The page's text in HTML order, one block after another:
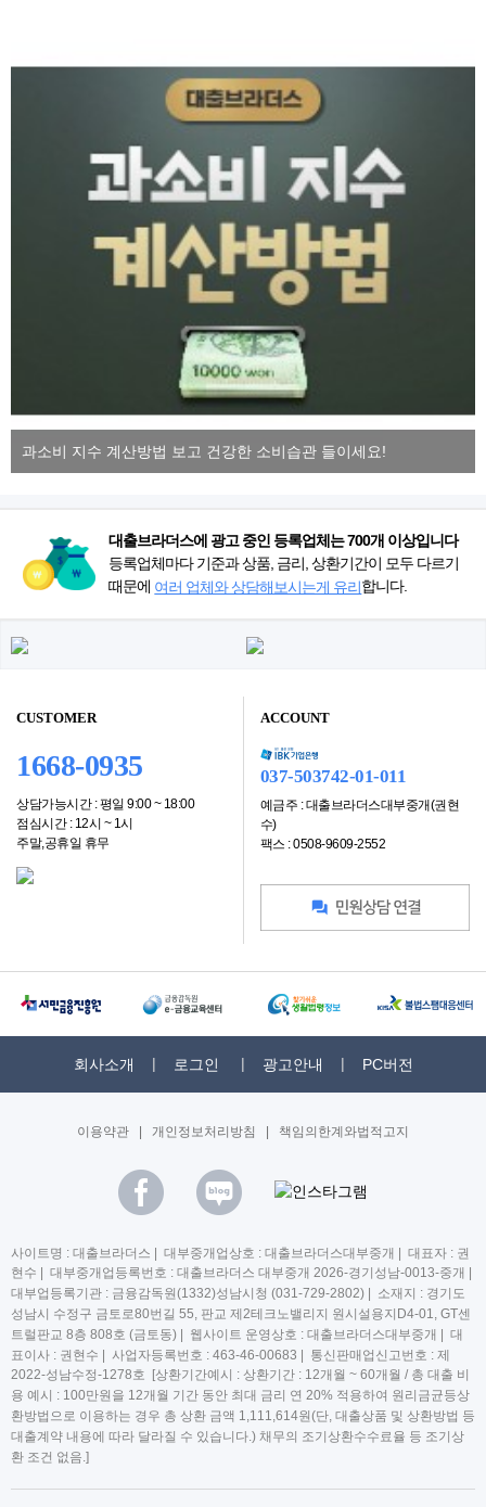
과소비 지수 계산방법 보고 건강한 소비습관 들이세요!
대출브라더스에 광고 중인 등록업체는 700개 이상입니다
등록업체마다 기준과 상품, 금리, 상환기간이 모두 다르기
때문에 여러 업체와 상담해보시는게 유리합니다.
CUSTOMER
1668-0935
상담가능시간 : 평일 9:00 ~ 18:00
점심시간 : 12시 ~ 1시
주말,공휴일 휴무
ACCOUNT
037-503742-01-011
예금주 : 대출브라더스대부중개(권현
수)
팩스 : 0508-9609-2552
회사소개 로그인 광고안내 PC버전
이용약관 | 개인정보처리방침 | 책임의한계와법적고지
사이트명 : 대출브라더스 | 대부중개업상호 : 대출브라더스대부중개 | 대표자 : 권
현수 | 대부중개업등록번호 : 대출브라더스 대부중개 2026-경기성남-0013-중개 |
대부업등록기관 : 금융감독원(1332)성남시청 (031-729-2802) | 소재지 : 경기도
성남시 수정구 금토로80번길 55, 판교 제2테크노밸리지 원시설용지D4-01, GT센
트럴판교 8층 808호 (금토동) | 웹사이트 운영상호 : 대출브라더스대부중개 | 대
표이사 : 권현수 | 사업자등록번호 : 463-46-00683 | 통신판매업신고번호 : 제
2022-성남수정-1278호 [상환기간예시 : 상환기간 : 12개월 ~ 60개월 / 총 대출 비
용 예시 : 100만원을 12개월 기간 동안 최대 금리 연 20% 적용하여 원리금균등상
환방법으로 이용하는 경우 총 상환 금액 1,111,614원(단, 대출상품 및 상환방법 등
대출계약 내용에 따라 달라질 수 있습니다.) 채무의 조기상환수수료율 등 조기상
환 조건 없음.]